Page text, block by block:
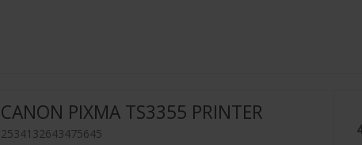
CANON PIXMA TS3355 PRINTER
2534132643475645